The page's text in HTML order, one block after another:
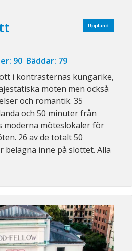
Uppland
90 Bäddar: 79
i kontrasternas kungarike,
möten men också
och romantik. 35
och 50 minuter från
moderna möteslokaler för
26 av de totalt 50
belägna inne på slottet. Alla